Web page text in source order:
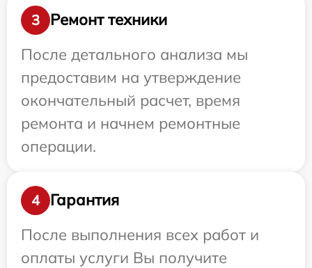
3
Ремонт техники
После детального анализа мы
предоставим на утверждение
окончательный расчет, время
ремонта и начнем ремонтные
операции.
4
Гарантия
После выполнения всех работ и
оплаты услуги Вы получите